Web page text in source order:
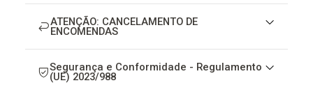
ATENÇÃO: CANCELAMENTO DE
ENCOMENDAS
Segurança e Conformidade - Regulamento
(UE) 2023/988